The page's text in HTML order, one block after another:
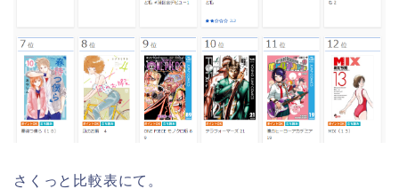
さくっと比較表にて。